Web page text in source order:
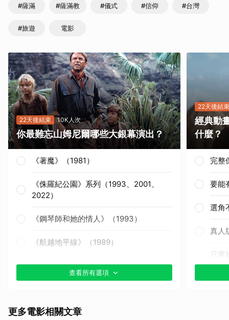
#薩滿 #薩滿教 #儀式 #信仰 #台灣
#旅遊 電影
22天後結束 10K人次
你最難忘山姆尼爾哪些大銀幕演出？
《著魔》（1981）
《侏羅紀公園》系列（1993、2001、
2022）
《鋼琴師和她的情人》（1993）
《航越地平線》（1989）
《獵殺紅色十月》（1990）
《撕裂地平線》（1997）
查看所有選項
22天後結束
經典動
什麼？
完整
要能
選角
真人
只要
更多電影相關文章